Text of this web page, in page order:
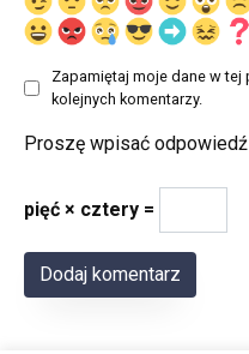
Zapamiętaj moje dane w
kolejnych komentarzy.
Proszę wpisać
pięć × cztery =